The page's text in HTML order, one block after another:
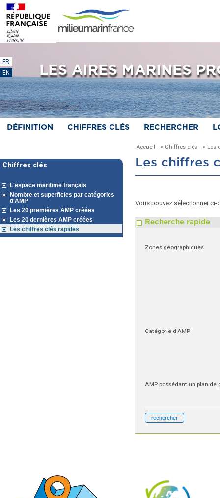
LES AIRES MARINES
FR
EN
DÉFINITION CHIFFRES CLÉS RECHERCHER
Accueil > Chiffres clés > Les
Chiffres clés
L'espace maritime français
Nombre et superficies par catégories
d'AMP
Les 20 premières AMP créées
Les 20 dernières AMP créées
Les chiffres clés rapides
Les chiffres
Vous pouvez sélectionner ci-
Recherche rapide
Zones géographiques
Catégorie d'AMP
AMP possédant un plan de
rechercher